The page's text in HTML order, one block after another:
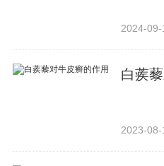
2024-09-
白蒺
2023-08-